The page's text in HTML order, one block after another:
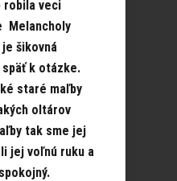
robila veci
Melancholy
šikovná
k otázke.
staré maľby
oltárov
tak sme jej
jej voľnú ruku a